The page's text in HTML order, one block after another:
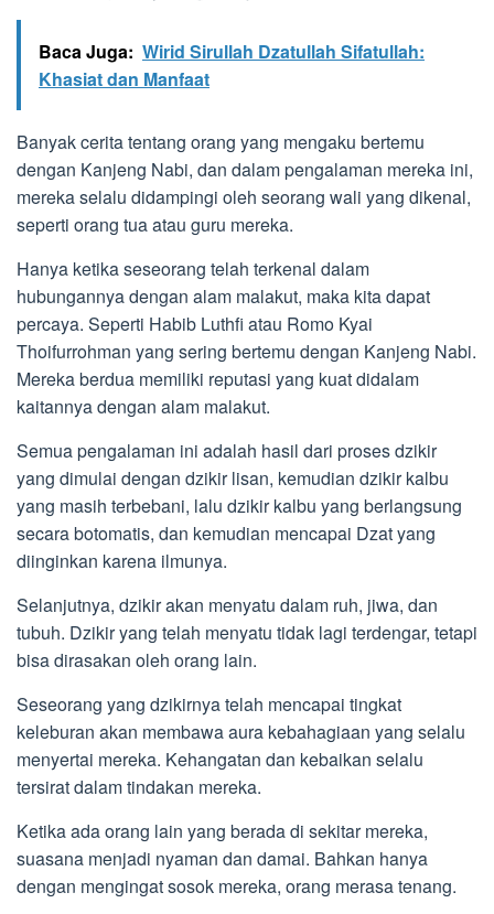
Baca Juga: Wirid Sirullah Dzatullah Sifatullah:
Khasiat dan Manfaat
Banyak cerita tentang orang yang mengaku bertemu
dengan Kanjeng Nabi, dan dalam pengalaman mereka ini,
mereka selalu didampingi oleh seorang wali yang dikenal,
seperti orang tua atau guru mereka.
Hanya ketika seseorang telah terkenal dalam
hubungannya dengan alam malakut, maka kita dapat
percaya. Seperti Habib Luthfi atau Romo Kyai
Thoifurrohman yang sering bertemu dengan Kanjeng Nabi.
Mereka berdua memiliki reputasi yang kuat didalam
kaitannya dengan alam malakut.
Semua pengalaman ini adalah hasil dari proses dzikir
yang dimulai dengan dzikir lisan, kemudian dzikir kalbu
yang masih terbebani, lalu dzikir kalbu yang berlangsung
secara botomatis, dan kemudian mencapai Dzat yang
diinginkan karena ilmunya.
Selanjutnya, dzikir akan menyatu dalam ruh, jiwa, dan
tubuh. Dzikir yang telah menyatu tidak lagi terdengar, tetapi
bisa dirasakan oleh orang lain.
Seseorang yang dzikirnya telah mencapai tingkat
keleburan akan membawa aura kebahagiaan yang selalu
menyertai mereka. Kehangatan dan kebaikan selalu
tersirat dalam tindakan mereka.
Ketika ada orang lain yang berada di sekitar mereka,
suasana menjadi nyaman dan damai. Bahkan hanya
dengan mengingat sosok mereka, orang merasa tenang.